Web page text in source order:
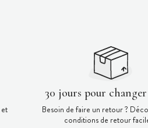
30 jours pour changer
Besoin de faire un retour ?
conditions de retour